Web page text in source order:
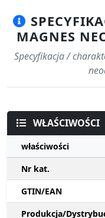
MAGNES
Specyfikacja /
WŁAŚCIWOŚCI
właściwości
Nr kat.
GTIN/EAN
Produkcja/